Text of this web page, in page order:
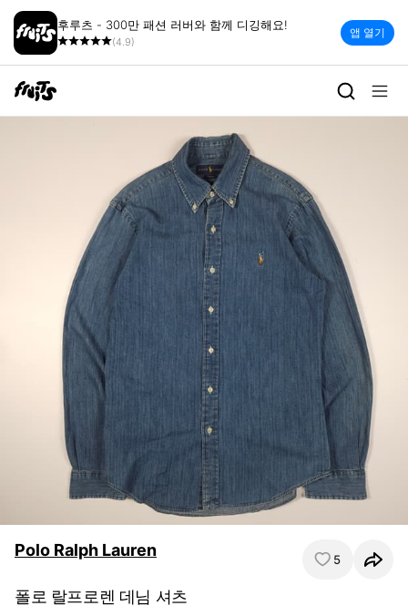
후루츠 - 300만 패션 러버와 함께 디깅해요!
(4.9)
앱 열기
Polo Ralph Lauren 5
폴로 랄프로렌 데님 셔츠